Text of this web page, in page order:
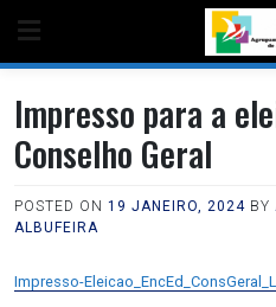
Impresso para a
Conselho Geral
POSTED ON 19 JANEIRO, 2024 BY
ALBUFEIRA
Impresso-